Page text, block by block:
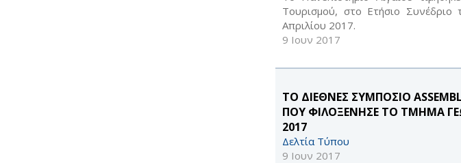
Τουρισμού, στο Ετήσιο
Aπριλίου 2017.
9 Ιουν 2017
ΤΟ ΔΙΕΘΝΕΣ ΣΥΜΠΟΣΙΟ
ΠΟΥ ΦΙΛΟΞΕΝΗΣΕ ΤΟ ΤΜΗΜΑ
2017
Δελτία Τύπου
9 Ιουν 2017